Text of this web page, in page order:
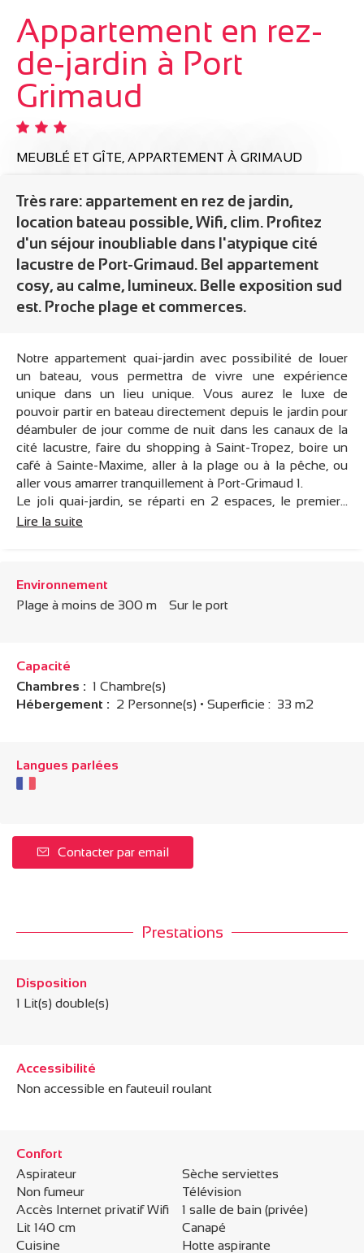
Appartement en rez-
de-jardin à Port
Grimaud
MEUBLÉ ET GÎTE, APPARTEMENT À GRIMAUD
Très rare: appartement en rez de jardin,
location bateau possible, Wifi, clim. Profitez
d'un séjour inoubliable dans l'atypique cité
lacustre de Port-Grimaud. Bel appartement
cosy, au calme, lumineux. Belle exposition sud
est. Proche plage et commerces.
Notre appartement quai-jardin avec possibilité de louer
un bateau, vous permettra de vivre une expérience
unique dans un lieu unique. Vous aurez le luxe de
pouvoir partir en bateau directement depuis le jardin pour
déambuler de jour comme de nuit dans les canaux de la
cité lacustre, faire du shopping à Saint-Tropez, boire un
café à Sainte-Maxime, aller à la plage ou à la pêche, ou
aller vous amarrer tranquillement à Port-Grimaud 1.
Le joli quai-jardin, se réparti en 2 espaces, le premier...
Lire la suite
Environnement
Plage à moins de 300 m
Sur le port
Capacité
Chambres : 1 Chambre(s)
Hébergement : 2 Personne(s) • Superficie : 33 m2
Langues parlées
Contacter par email
Prestations
Disposition
1 Lit(s) double(s)
Accessibilité
Non accessible en fauteuil roulant
Confort
Aspirateur
Non fumeur
Accès Internet privatif Wifi
Lit 140 cm
Cuisine
Sèche serviettes
Télévision
1 salle de bain (privée)
Canapé
Hotte aspirante